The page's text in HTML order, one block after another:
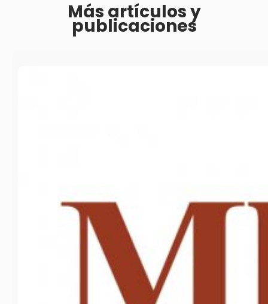
Más artículos y
publicaciones